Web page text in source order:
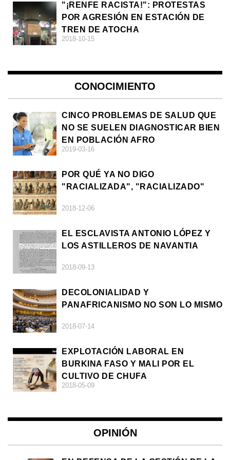
"¡RENFE RACISTA!": PROTESTAS
POR AGRESIÓN EN ESTACIÓN DE
TREN DE ATOCHA
2018-10-15
CONOCIMIENTO
CINCO PROBLEMAS DE SALUD QUE
NO SE SUELEN DIAGNOSTICAR BIEN
EN POBLACIÓN AFRO
2019-03-16
POR QUÉ YA NO DIGO
"RACIALIZADA", "RACIALIZADO"
2018-12-06
EL ESCLAVISTA ANTONIO LÓPEZ Y
LOS ASTILLEROS DE NAVANTIA
2018-09-13
DECOLONIALIDAD Y
PANAFRICANISMO NO SON LO MISMO
2018-07-14
EXPLOTACIÓN LABORAL EN
BURKINA FASO Y MALI POR EL
CULTIVO DE CHUFA
2018-05-09
OPINIÓN